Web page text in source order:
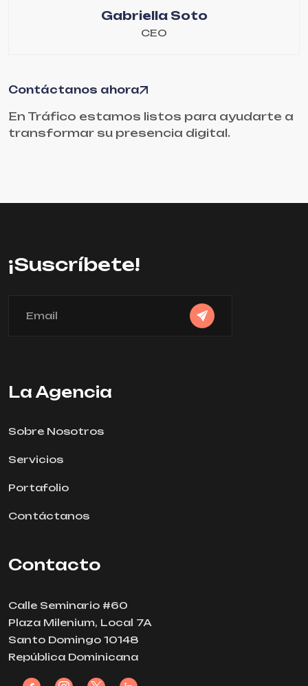
Gabriella Soto
CEO
Contáctanos ahora
En Tráfico estamos listos para ayudarte a
transformar su presencia digital.
¡Suscríbete!
La Agencia
Sobre Nosotros
Servicios
Portafolio
Contáctanos
Contacto
Calle Seminario #60
Plaza Milenium, Local 7A
Santo Domingo 10148
República Dominicana